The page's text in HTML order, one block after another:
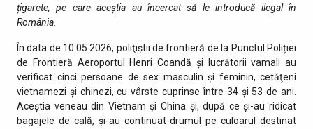
țigarete, pe care aceştia au încercat să le introducă ilegal în
România.
În data de 10.05.2026, poliţiştii de frontieră de la Punctul Poliției
de Frontieră Aeroportul Henri Coandă şi lucrătorii vamali au
verificat cinci persoane de sex masculin şi feminin, cetăţeni
vietnamezi şi chinezi, cu vârste cuprinse între 34 și 53 de ani.
Aceştia veneau din Vietnam şi China și, după ce și-au ridicat
bagajele de cală, și-au continuat drumul pe culoarul destinat